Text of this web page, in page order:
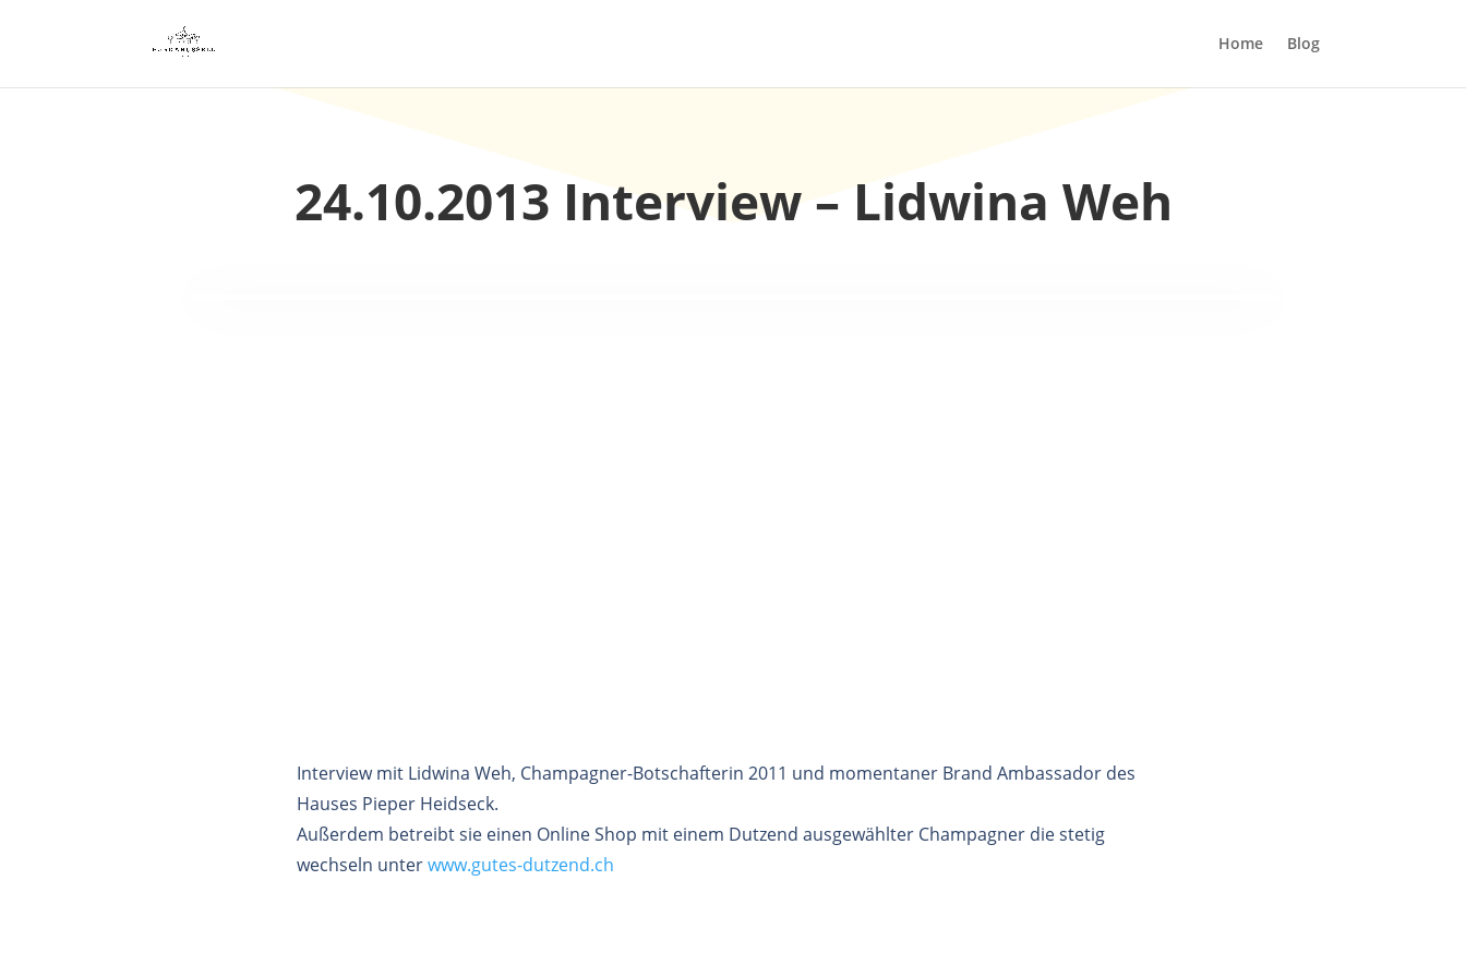
Home Blog
24.10.2013 Interview – Lidwina Weh
Interview mit Lidwina Weh, Champagner-Botschafterin 2011 und momentaner Brand Ambassador des
Hauses Pieper Heidseck.
Außerdem betreibt sie einen Online Shop mit einem Dutzend ausgewählter Champagner die stetig
wechseln unterwww.gutes-dutzend.ch